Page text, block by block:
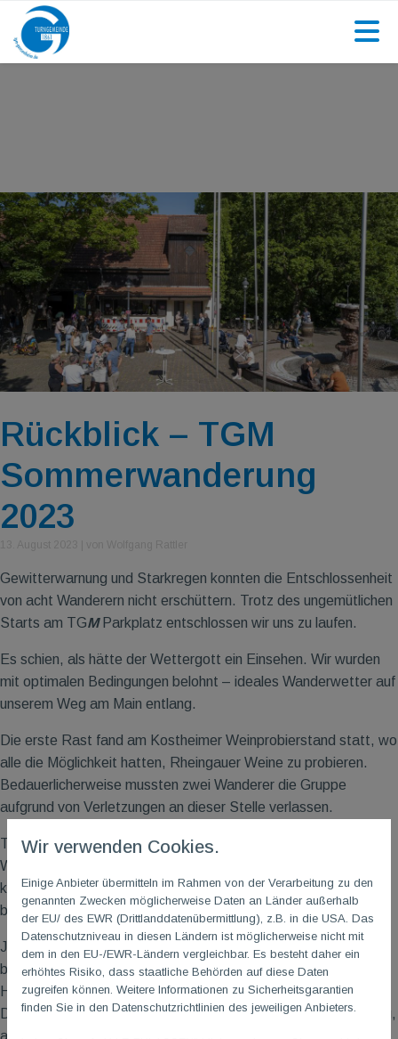
Rückblick – TGM
Sommerwanderung
2023
Gewitterwarnung und Starkregen konnten die Entschlossenheit
von acht Wanderern nicht erschüttern. Trotz des ungemütlichen
Starts am TGMParkplatz entschlossen wir uns zu laufen.
Es schien, als hätte der Wettergott ein Einsehen. Wir wurden
mit optimalen Bedingungen belohnt – ideales Wanderwetter auf
unserem Weg am Main entlang.
Die erste Rast fand am Kostheimer Weinprobierstand statt, wo
alle die Möglichkeit hatten, Rheingauer Weine zu probieren.
Bedauerlicherweise mussten zwei Wanderer die Gruppe
aufgrund von Verletzungen an dieser Stelle verlassen.
Trotz leichtem Nieselregen setzten wir die Wanderung zum
Weingut Scherbaum fort. Dort angekommen wurden wir mit
köstlichem Wein und einem kleinen Imbiss gestärkt, um die
bevorstehende Heimfahrt anzutreten.
Jedoch sollte die Rückreise noch einige Herausforderungen
bereithalten. Öffentliche Verkehrsmittel spielten nicht mit: Eine
Haltestelle wurde aufgehoben, eine andere kurzfristig verlegt.
Die Suche nach der Ersatzhaltestelle gestaltete sich als knifflig,
aber durch die Unterstützung aufmerksamer Nachbarn wurde
Wir verwenden Cookies.
Einige Anbieter übermitteln im Rahmen von der Verarbeitung zu den
genannten Zwecken möglicherweise Daten an Länder außerhalb
der EU/ des EWR (Drittlanddatenübermittlung), z.B. in die USA. Das
Datenschutzniveau in diesen Ländern ist möglicherweise nicht mit
dem in den EU-/EWR-Ländern vergleichbar. Es besteht daher ein
erhöhtes Risiko, dass staatliche Behörden auf diese Daten
zugreifen können. Weitere Informationen zu Sicherheitsgarantien
finden Sie in den Datenschutzrichtlinien des jeweiligen Anbieters.